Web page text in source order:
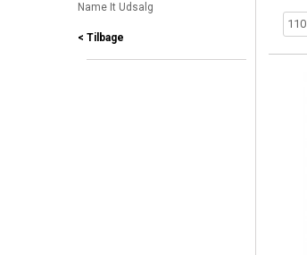
Name It Udsalg
< Tilbage